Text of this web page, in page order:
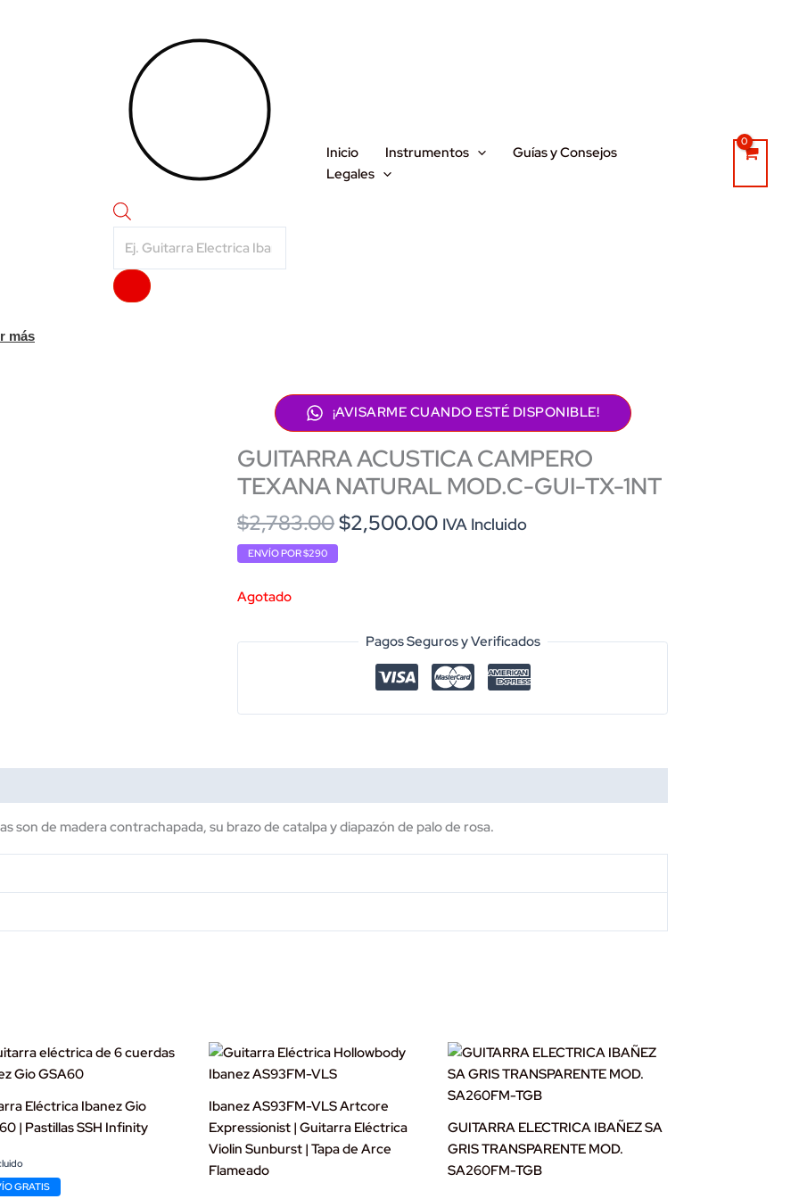
search
Inicio Instrumentos
Guías y Consejos
Legales
más
¡AVISARME CUANDO ESTÉ DISPONIBLE!
GUITARRA ACUSTICA CAMPERO
TEXANA NATURAL MOD.C-GUI-TX-1NT
$2,783.00Original
$2,500.00Current
IVA Incluido
ENVÍO POR $290
Agotado
Pagos Seguros y Verificados
son de madera contrachapada, su brazo de catalpa y diapazón de palo de rosa.
Eléctrica Ibanez Gio
| Pastillas SSH Infinity
GRATIS
Ibanez AS93FM-VLS Artcore
Expressionist | Guitarra Eléctrica
Violin Sunburst | Tapa de Arce
Flameado
GUITARRA ELECTRICA IBAÑEZ SA
GRIS TRANSPARENTE MOD.
SA260FM-TGB